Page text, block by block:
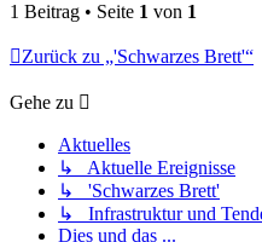
1 Beitrag • Seite 1 von 1
Zurück zu „'Schwarzes Brett'“
Gehe zu
Aktuelles
↳ Aktuelle Ereignisse
↳ 'Schwarzes Brett'
↳ Infrastruktur und
Dies und das ...